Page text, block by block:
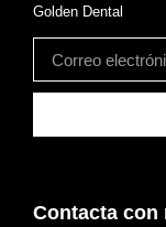
Golden Dental
Contacta con